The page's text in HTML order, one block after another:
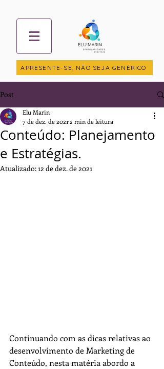
APRESENTE-SE, NÃO SEJA GENÉRICO
Post
Conteúdo: Planejamento
e Estratégias.
Elu Marin
7 de dez. de 2021 2 min de leitura
Atualizado:12 de dez. de 2021
Continuando com as dicas relativas ao
desenvolvimento de Marketing de
Conteúdo, nesta matéria abordo a